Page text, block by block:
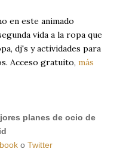
en este animado
vida a la ropa que
dj's y actividades para
Acceso gratuito, más
planes de ocio de
o Twitter